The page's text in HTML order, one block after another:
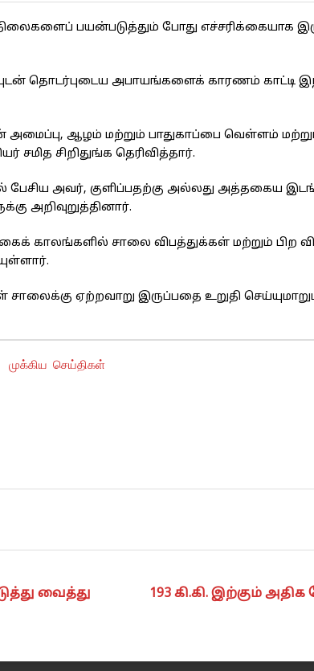
பயன்படுத்தும் போது எச்சரிக்கையாக
தொடர்புடைய அபாயங்களைக் காரணம் காட்டி
ஆழம் மற்றும் பாதுகாப்பை வெள்ளம் மற்றும்
சிறிதுங்க தெரிவித்தார்.
பேசிய அவர், குளிப்பதற்கு அல்லது அத்தகைய
அறிவுறுத்தினார்.
காலங்களில் சாலை விபத்துக்கள் மற்றும் பிற
ஏற்றவாறு இருப்பதை உறுதி
முக்கிய செய்திகள்
வைத்து
193 கி.கி. இற்கும்